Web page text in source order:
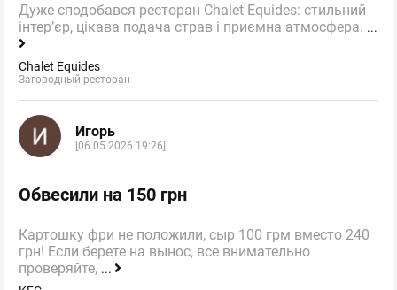
Дуже сподобався ресторан Chalet Equides: стильний
інтер’єр, цікава подача страв і приємна атмосфера. ...
Chalet Equides
Загородный ресторан
Игорь
[06.05.2026 19:26]
Обвесили на 150 грн
Картошку фри не положили, сыр 100 грм вместо 240
грн! Если берете на вынос, все внимательно
проверяйте, ...